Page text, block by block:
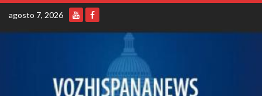
Skip
content
agosto 7, 2026